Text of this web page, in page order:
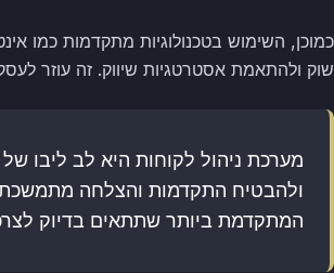
שוק ולהתאמת אסטרטגיות שיווק. זה עוזר
מערכת ניהול לקוחות היא לב ליבו
המתקדמת ביותר שתתאים בדיוק